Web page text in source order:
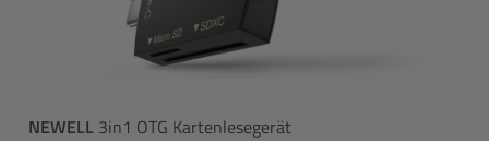
NEWELL 3in1 OTG Kartenlesegerät